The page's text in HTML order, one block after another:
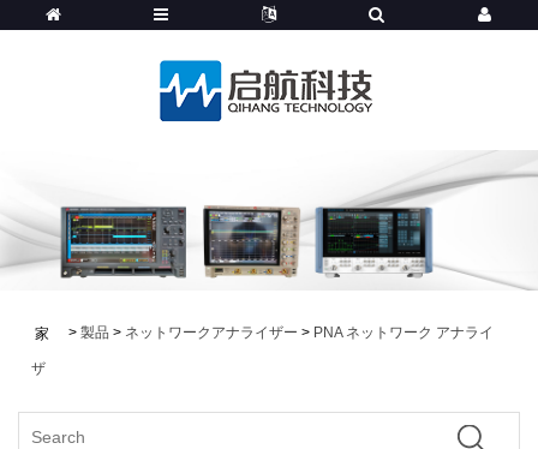
家 > 製品 > ネットワークアナライザー > PNA ネットワーク アナライ
ザ